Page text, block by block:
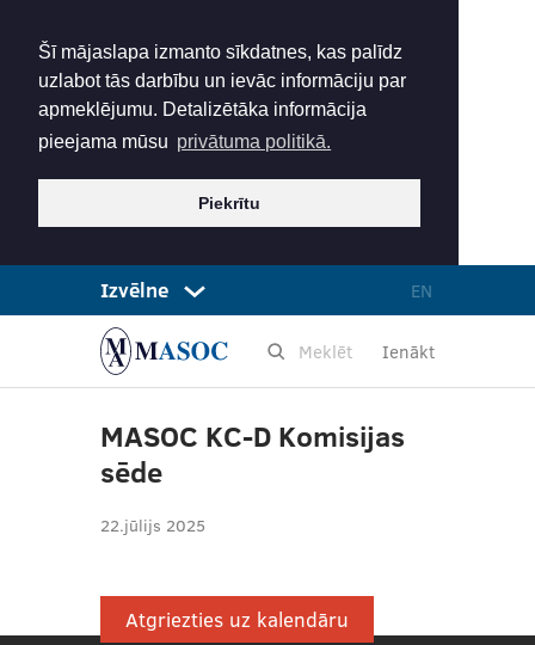
Šī mājaslapa izmanto sīkdatnes, kas palīdz
uzlabot tās darbību un ievāc informāciju par
apmeklējumu. Detalizētāka informācija
pieejama mūsu privātuma politikā.
Piekrītu
Izvēlne EN
Ienākt
MASOC KC-D Komisijas
sēde
22.jūlijs 2025
Atgriezties uz kalendāru